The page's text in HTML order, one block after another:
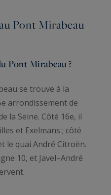
Pont Mirabeau
Pont Mirabeau ?
se trouve à la
arrondissement de
la Seine. Côté 16e, il
et Exelmans ; côté
le quai André Citroën.
10, et Javel–André